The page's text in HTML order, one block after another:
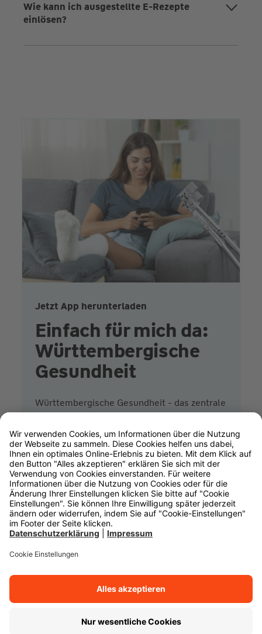
Wie kann ich ausgestellte E-Rezepte
einlösen?
Jetzt App herunterladen
Einfach für mich da:
Württembergische
Gesundheit
Württembergische Gesundheit - das zentrale
Ihnen Zugang zu verschiedenen Funktionen,
Diensten und Angeboten, die alle unabhängig
voneinander genutzt werden können.